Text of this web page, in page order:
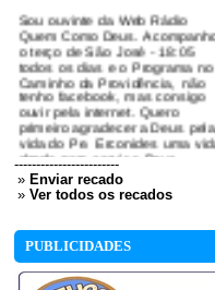
Quem Como Deus. Acompanho
o terço de São José - 18:05
todos os dias e o Programa no
Caminho da Providência, não
tenho facebook, mas consigo
ouvir pela internet. Quero
primeiro agradecer a Deus pela
vida do Pe. Erconides uma
doada para servir a Deus.
Agradeço também a Deus por
este canal de comunicação que
está a serviço da vida e
atendendo os anseios da
cuidados. Deixo meu abraço
fraterno e conte sempre com as
minhas orações....
------------------------
» Enviar recado
» Ver todos os recados
PUBLICIDADES